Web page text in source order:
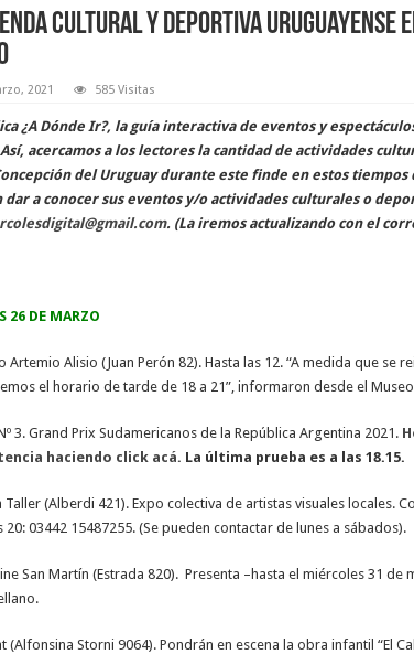
Cultural y Deportiva uruguayense
2021 585 Visitas
¿A Dónde Ir?, la guía interactiva de eventos y
acercamos a los lectores la cantidad de actividades
del Uruguay durante este finde en estos tiempos
dar a conocer sus eventos y/o actividades culturales o
. (La iremos actualizando con el
26 DE MARZO
Artemio Alisio (Juan Perón 82). Hasta las 12. “A medida que se
el horario de tarde de 18 a 21”, informaron desde el
3. Grand Prix Sudamericanos de la República Argentina 2021.
haciendo click acá. La última prueba es a las 18.15.
Taller (Alberdi 421). Expo colectiva de artistas visuales locales.
20: 03442 15487255. (Se pueden contactar de lunes a sábados).
San Martín (Estrada 820). Presenta –hasta el miércoles 31 de
(Alfonsina Storni 9064). Pondrán en escena la obra infantil “El